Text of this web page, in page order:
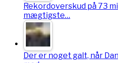
Rekordoverskud på 73
mægtigste…
Der er noget galt, når